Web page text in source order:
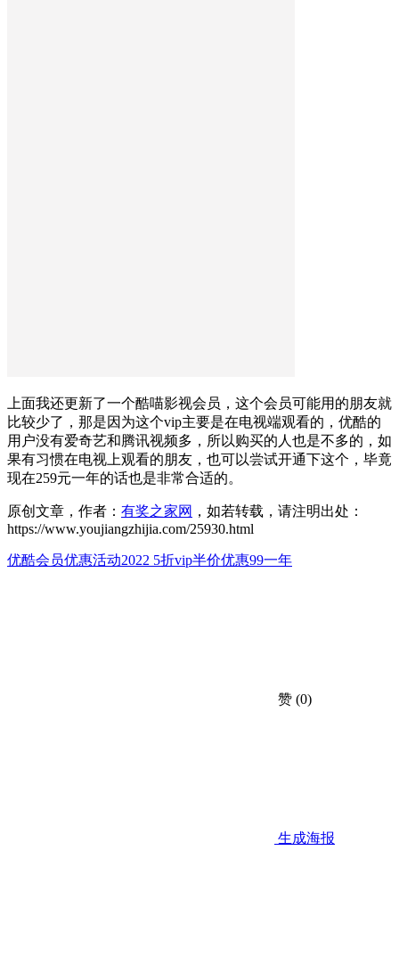
上面我还更新了一个酷喵影视会员，这个会员可能用的朋友就
比较少了，那是因为这个vip主要是在电视端观看的，优酷的
用户没有爱奇艺和腾讯视频多，所以购买的人也是不多的，如
果有习惯在电视上观看的朋友，也可以尝试开通下这个，毕竟
现在259元一年的话也是非常合适的。
原创文章，作者： 有奖之家网 ，如若转载，请注明出处：
https://www.youjiangzhijia.com/25930.html
优酷会员优惠活动2022 5折vip半价优惠99一年
赞 (0)
生成海报